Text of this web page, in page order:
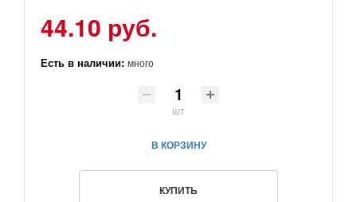
44.10 руб.
Есть в наличии: много
шт
В КОРЗИНУ
КУПИТЬ